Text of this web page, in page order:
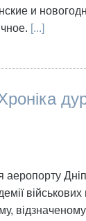
и
[...]
аеропорту
військових